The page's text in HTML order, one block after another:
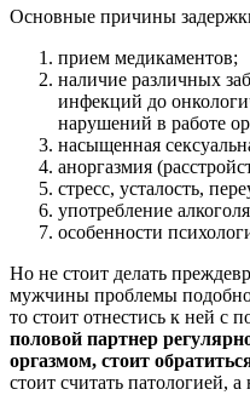
Основные причины
прием медикаментов;
наличие различных
инфекций до
нарушений в работе
насыщенная
аноргазмия
стресс, усталость,
употребление
особенности
Но не стоит делать
мужчины проблемы
то стоит отнестись к ней с
половой партнер
оргазмом, стоит
стоит считать патологией,